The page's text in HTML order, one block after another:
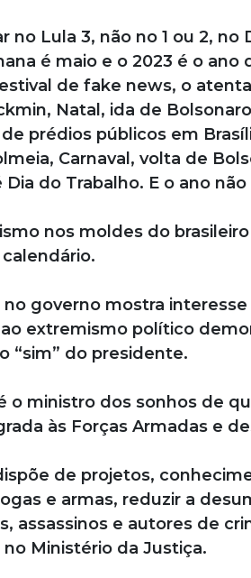
no Lula 3, não no 1 ou 2,
é maio e o 2023 é o
de fake news, o
Natal, ida de
prédios públicos em
Carnaval, volta de
do Trabalho. E o ano
nos moldes do
governo mostra
extremismo político
“sim” do presidente.
o ministro dos sonhos de
às Forças Armadas e
de projetos,
e armas, reduzir a
assassinos e autores de
no Ministério da Justiça.